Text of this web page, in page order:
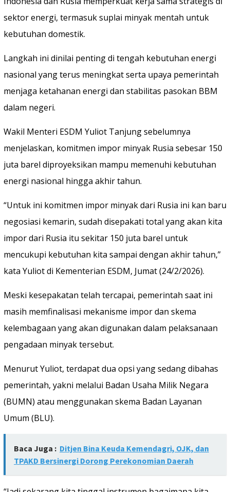
sektor energi, termasuk suplai minyak mentah untuk
kebutuhan domestik.
Langkah ini dinilai penting di tengah kebutuhan energi
nasional yang terus meningkat serta upaya pemerintah
menjaga ketahanan energi dan stabilitas pasokan BBM
dalam negeri.
Wakil Menteri ESDM Yuliot Tanjung sebelumnya
menjelaskan, komitmen impor minyak Rusia sebesar 150
juta barel diproyeksikan mampu memenuhi kebutuhan
energi nasional hingga akhir tahun.
“Untuk ini komitmen impor minyak dari Rusia ini kan baru
negosiasi kemarin, sudah disepakati total yang akan kita
impor dari Rusia itu sekitar 150 juta barel untuk
mencukupi kebutuhan kita sampai dengan akhir tahun,”
kata Yuliot di Kementerian ESDM, Jumat (24/2/2026).
Meski kesepakatan telah tercapai, pemerintah saat ini
masih memfinalisasi mekanisme impor dan skema
kelembagaan yang akan digunakan dalam pelaksanaan
pengadaan minyak tersebut.
Menurut Yuliot, terdapat dua opsi yang sedang dibahas
pemerintah, yakni melalui Badan Usaha Milik Negara
(BUMN) atau menggunakan skema Badan Layanan
Umum (BLU).
Baca Juga : Ditjen Bina Keuda Kemendagri, OJK, dan
TPAKD Bersinergi Dorong Perekonomian Daerah